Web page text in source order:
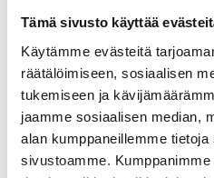
Tämä sivusto käyttää
Käytämme evästeitä
räätälöimiseen, sosiaalisen
tukemiseen ja
jaamme sosiaalisen median,
alan kumppaneillemme
sivustoamme.
Aika:
Hinta:
20$
Tapahtumaluokat:
Retkeily, Runon ja laulun
rautalampi
Tapahtuma tagia: